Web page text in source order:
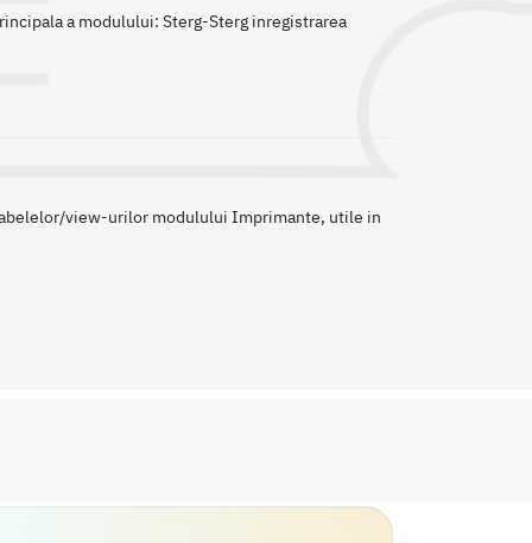
a modulului: Sterg-Sterg inregistrarea
view-urilor modulului Imprimante, utile in